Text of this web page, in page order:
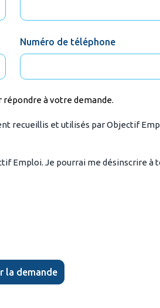
Numéro de téléphone
à votre demande.
recueillis et utilisés par Objectif
Emploi. Je pourrai me désinscrire à